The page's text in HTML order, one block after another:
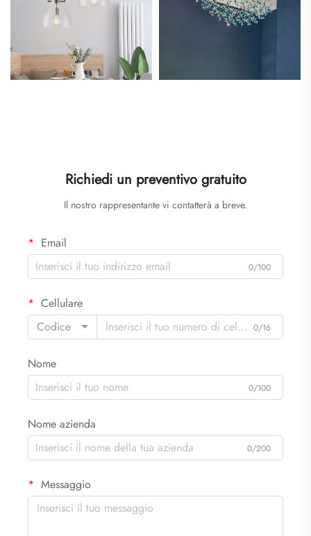
Richiedi un preventivo gratuito
Il nostro rappresentante vi contatterà a breve.
Email
0/100
Cellulare
Codice
0/16
Nome
0/100
Nome azienda
0/200
Messaggio